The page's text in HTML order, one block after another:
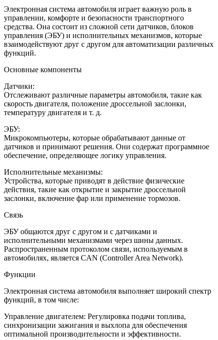
Электронная система автомобиля играет важную роль в
управлении, комфорте и безопасности транспортного
средства. Она состоит из сложной сети датчиков, блоков
управления (ЭБУ) и исполнительных механизмов, которые
взаимодействуют друг с другом для автоматизации различных
функций.
Основные компоненты
Датчики:
Отслеживают различные параметры автомобиля, такие как
скорость двигателя, положение дроссельной заслонки,
температуру двигателя и т. д.
ЭБУ:
Микрокомпьютеры, которые обрабатывают данные от
датчиков и принимают решения. Они содержат программное
обеспечение, определяющее логику управления.
Исполнительные механизмы:
Устройства, которые приводят в действие физические
действия, такие как открытие и закрытие дроссельной
заслонки, включение фар или применение тормозов.
Связь
ЭБУ общаются друг с другом и с датчиками и
исполнительными механизмами через шины данных.
Распространенным протоколом связи, используемым в
автомобилях, является CAN (Controller Area Network).
Функции
Электронная система автомобиля выполняет широкий спектр
функций, в том числе:
Управление двигателем: Регулировка подачи топлива,
синхронизации зажигания и выхлопа для обеспечения
оптимальной производительности и эффективности.